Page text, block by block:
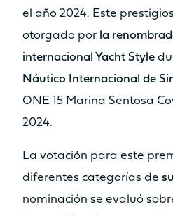
el año 2024. Este
otorgado por la
internacional Yacht Style
Náutico Internacional de
ONE 15 Marina Sentosa
2024.
La votación para este
diferentes categorías de
nominación se evaluó
MANGA TOTAL
6.92m
SUPERFICIE
(VELA MAYOR +
SUPERFICIE
120m²
PESO LIGERO